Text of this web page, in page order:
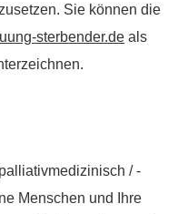
Sie können die
sterbender.de als
/ -
Menschen und Ihre